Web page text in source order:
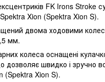
FK Irons Stroke
Xion (Spektra Xion S).
двома ходовими
мм.
колеса оснащені
дозволяє швидко і зручно
(Spektra Xion S).